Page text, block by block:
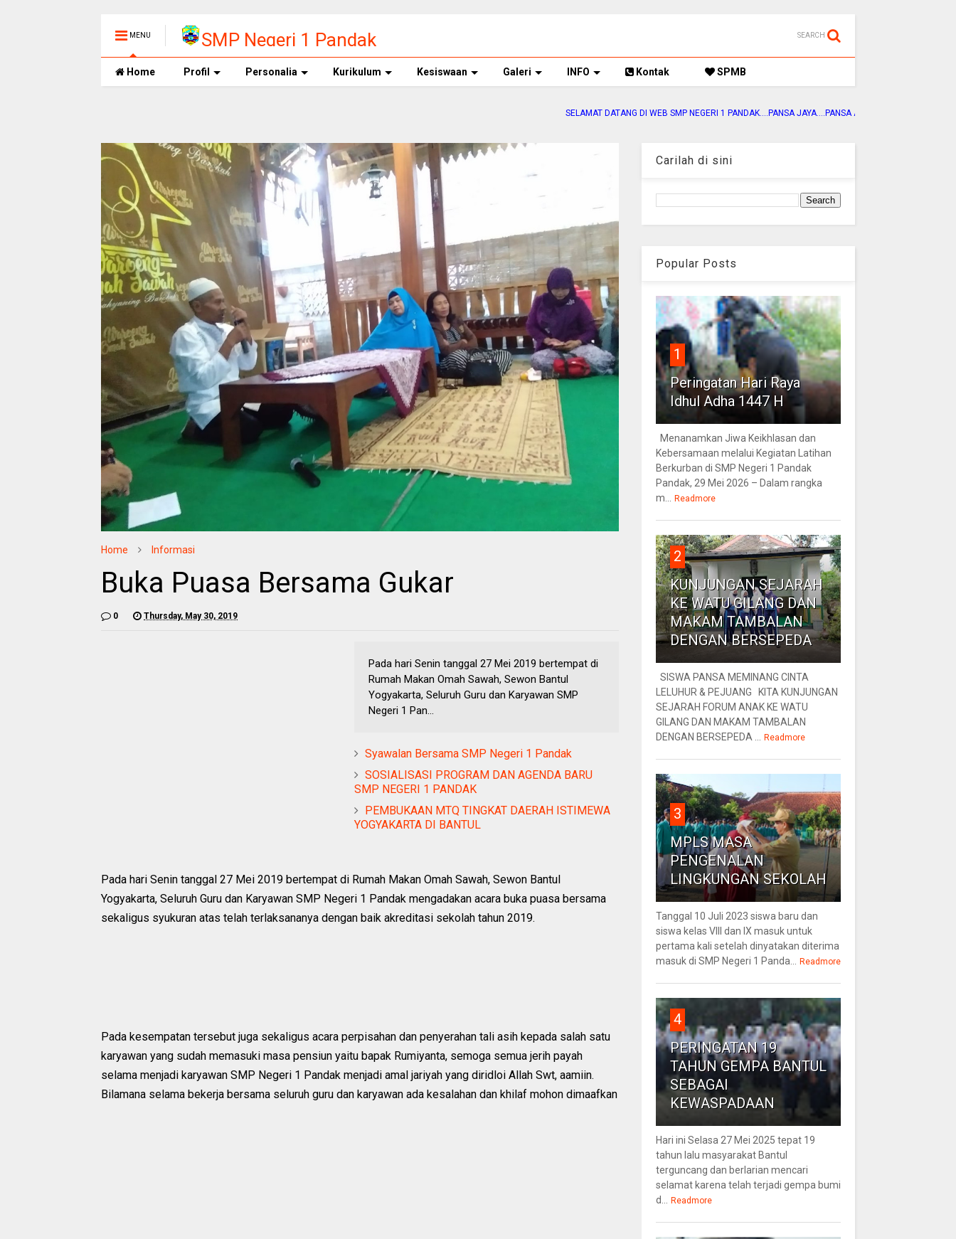
MENU SMP Negeri 1 Pandak SEARCH
Home Profil Personalia Kurikulum Kesiswaan Galeri INFO Kontak SPMB
SELAMAT DATANG DI WEB SMP NEGERI 1 PANDAK....PANSA JAYA....PANSA ADIWIYATA....PANSA SEHAT....PANSA JUARA
Home Informasi
Buka Puasa Bersama Gukar
0 Thursday, May 30, 2019
Pada hari Senin tanggal 27 Mei 2019 bertempat di
Rumah Makan Omah Sawah, Sewon Bantul
Yogyakarta, Seluruh Guru dan Karyawan SMP
Negeri 1 Pan...
Syawalan Bersama SMP Negeri 1 Pandak
SOSIALISASI PROGRAM DAN AGENDA BARU
SMP NEGERI 1 PANDAK
PEMBUKAAN MTQ TINGKAT DAERAH ISTIMEWA
YOGYAKARTA DI BANTUL
Pada hari Senin tanggal 27 Mei 2019 bertempat di Rumah Makan Omah Sawah, Sewon Bantul
Yogyakarta, Seluruh Guru dan Karyawan SMP Negeri 1 Pandak mengadakan acara buka puasa bersama
sekaligus syukuran atas telah terlaksananya dengan baik akreditasi sekolah tahun 2019.
Pada kesempatan tersebut juga sekaligus acara perpisahan dan penyerahan tali asih kepada salah satu
karyawan yang sudah memasuki masa pensiun yaitu bapak Rumiyanta, semoga semua jerih payah
selama menjadi karyawan SMP Negeri 1 Pandak menjadi amal jariyah yang diridloi Allah Swt, aamiin.
Bilamana selama bekerja bersama seluruh guru dan karyawan ada kesalahan dan khilaf mohon dimaafkan
Carilah di sini
Popular Posts
1
Peringatan Hari Raya
Idhul Adha 1447 H
Menanamkan Jiwa Keikhlasan dan
Kebersamaan melalui Kegiatan Latihan
Berkurban di SMP Negeri 1 Pandak
Pandak, 29 Mei 2026 – Dalam rangka
m...
Readmore
2
KUNJUNGAN SEJARAH
KE WATU GILANG DAN
MAKAM TAMBALAN
DENGAN BERSEPEDA
SISWA PANSA MEMINANG CINTA
LELUHUR & PEJUANG KITA KUNJUNGAN
SEJARAH FORUM ANAK KE WATU
GILANG DAN MAKAM TAMBALAN
DENGAN BERSEPEDA ...
Readmore
3
MPLS MASA
PENGENALAN
LINGKUNGAN SEKOLAH
Tanggal 10 Juli 2023 siswa baru dan
siswa kelas VIII dan IX masuk untuk
pertama kali setelah dinyatakan diterima
masuk di SMP Negeri 1 Panda...
Readmore
4
PERINGATAN 19
TAHUN GEMPA BANTUL
SEBAGAI
KEWASPADAAN
Hari ini Selasa 27 Mei 2025 tepat 19
tahun lalu masyarakat Bantul
terguncang dan berlarian mencari
selamat karena telah terjadi gempa bumi
d...
Readmore